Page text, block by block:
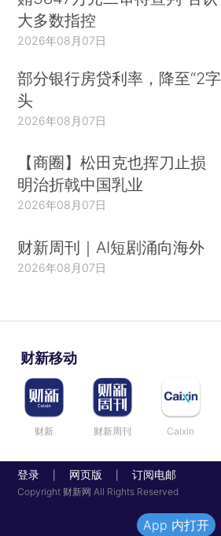
大多数指控
2026年08月07日
部分银行房贷利率，降至“2字
头
2026年08月07日
【商圈】松田克也挥刀止损
明治折戟中国乳业
2026年08月07日
财新周刊｜AI短剧涌向海外
2026年08月07日
财新移动
财新 财新周刊 Caixin
登录 网页版 订阅电邮
Copyright 财新网 All Rights Reserved
App 内打开